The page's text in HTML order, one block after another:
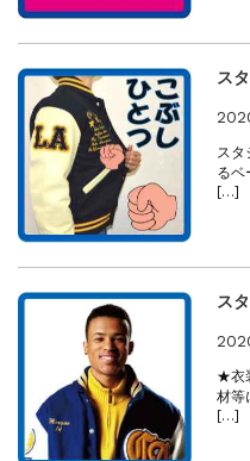
ス
ス
るベ
[…]
ス
★衣
材等
[…]